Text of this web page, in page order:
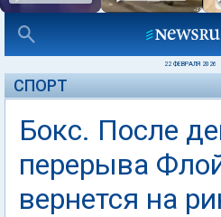
22 ФЕВРАЛЯ 2026
СПОРТ
Бокс. После
перерыва
вернется на